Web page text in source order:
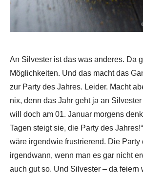
An Silvester ist das was anderes. Da
Möglichkeiten. Und das macht das
zur Party des Jahres. Leider. Macht
nix, denn das Jahr geht ja an
will doch am 01. Januar morgens
Tagen steigt sie, die Party des
wäre irgendwie frustrierend. Die Party
irgendwann, wenn man es gar nicht
auch gut so. Und Silvester – da feiern